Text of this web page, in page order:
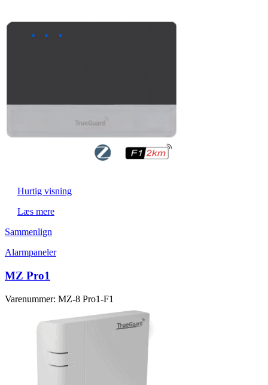
Hurtig visning
Læs mere
Sammenlign
Alarmpaneler
MZ Pro1
Varenummer: MZ-8 Pro1-F1